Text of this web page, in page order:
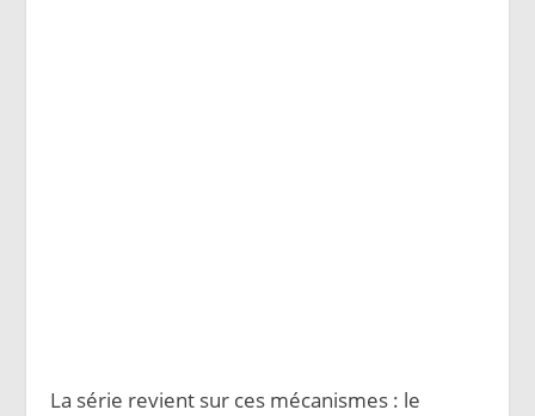
La série revient sur ces mécanismes : le